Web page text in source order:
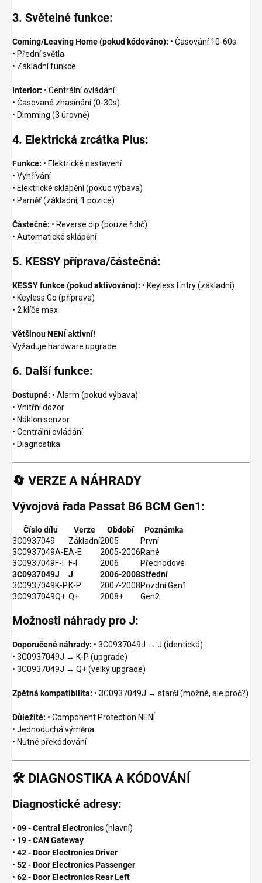
3. Světelné funkce:
Coming/Leaving Home (pokud kódováno): • Časování 10-60s
• Přední světla
• Základní funkce
Interior: • Centrální ovládání
• Časované zhasínání (0-30s)
• Dimming (3 úrovně)
4. Elektrická zrcátka Plus:
Funkce: • Elektrické nastavení
• Vyhřívání
• Elektrické sklápění (pokud výbava)
• Paměť (základní, 1 pozice)
Částečně: • Reverse dip (pouze řidič)
• Automatické sklápění
5. KESSY příprava/částečná:
KESSY funkce (pokud aktivováno): • Keyless Entry (základní)
• Keyless Go (příprava)
• 2 klíče max
Většinou NENÍ aktivní!
Vyžaduje hardware upgrade
6. Další funkce:
Dostupné: • Alarm (pokud výbava)
• Vnitřní dozor
• Náklon senzor
• Centrální ovládání
• Diagnostika
🔄 VERZE A NÁHRADY
Vývojová řada Passat B6 BCM Gen1:
Číslo dílu Verze Období
Poznámka
3C0937049
Základní2005
První
3C0937049A-EA-E 2005-2006Rané
3C0937049F-I
F-I 2006
Přechodové
3C0937049J
J 2006-2008Střední
3C0937049K-P K-P 2007-2008Pozdní Gen1
3C0937049Q+ Q+ 2008+ Gen2
Možnosti náhrady pro J:
Doporučené náhrady: • 3C0937049J → J (identická)
• 3C0937049J → K-P (upgrade)
• 3C0937049J → Q+ (velký upgrade)
Zpětná kompatibilita: • 3C0937049J → starší (možné, ale proč?)
Důležité: • Component Protection NENÍ
• Jednoduchá výměna
• Nutné překódování
🛠️ DIAGNOSTIKA A KÓDOVÁNÍ
Diagnostické adresy:
• 09 - Central Electronics(hlavní)
• 19 - CAN Gateway
• 42 - Door Electronics Driver
• 52 - Door Electronics Passenger
• 62 - Door Electronics Rear Left